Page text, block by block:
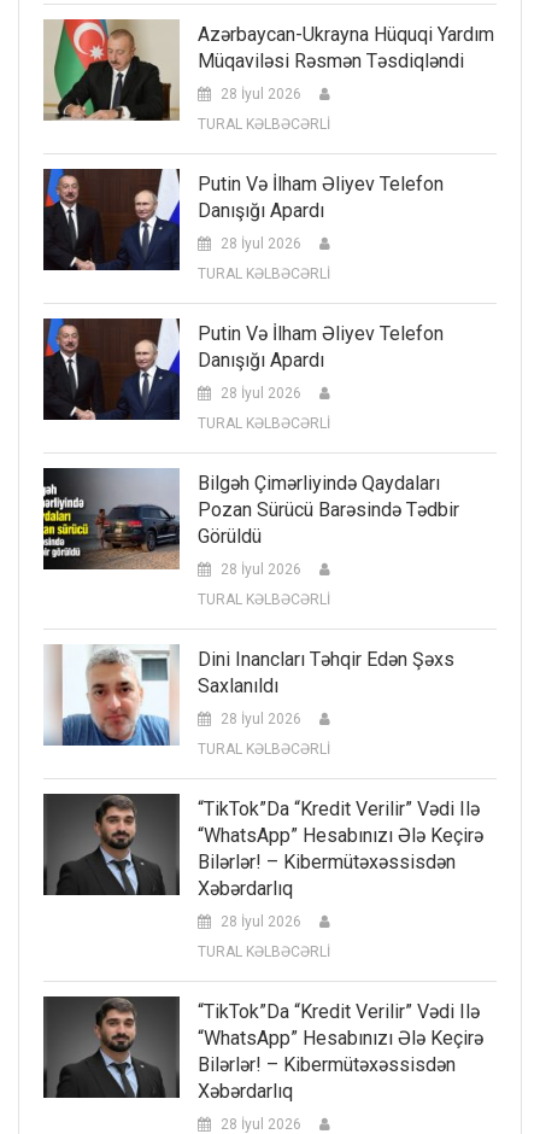
Azərbaycan-Ukrayna Hüquqi Yardım
Müqaviləsi Rəsmən Təsdiqləndi
28 İyul 2026
TURAL KƏLBƏCƏRLİ
Putin Və İlham Əliyev Telefon
Danışığı Apardı
28 İyul 2026
TURAL KƏLBƏCƏRLİ
Putin Və İlham Əliyev Telefon
Danışığı Apardı
28 İyul 2026
TURAL KƏLBƏCƏRLİ
Bilgəh Çimərliyində Qaydaları
Pozan Sürücü Barəsində Tədbir
Görüldü
28 İyul 2026
TURAL KƏLBƏCƏRLİ
Dini Inancları Təhqir Edən Şəxs
Saxlanıldı
28 İyul 2026
TURAL KƏLBƏCƏRLİ
“TikTok”da “kredit Verilir” Vədi Ilə
“WhatsApp” Hesabınızı Ələ Keçirə
Bilərlər! – Kibermütəxəssisdən
Xəbərdarlıq
28 İyul 2026
TURAL KƏLBƏCƏRLİ
“TikTok”da “kredit Verilir” Vədi Ilə
“WhatsApp” Hesabınızı Ələ Keçirə
Bilərlər! – Kibermütəxəssisdən
Xəbərdarlıq
28 İyul 2026